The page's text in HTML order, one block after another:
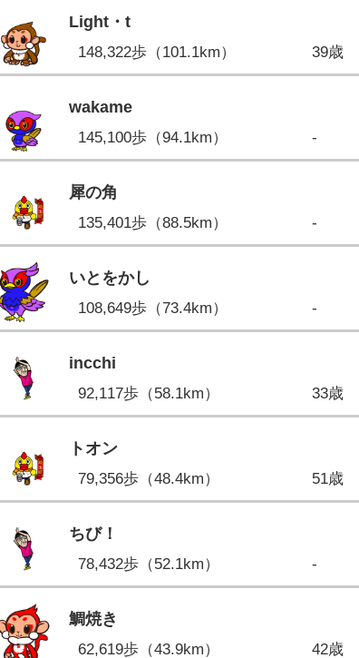
Light・t
148,322歩（101.1km） 39歳
wakame
145,100歩（94.1km） -
犀の角
135,401歩（88.5km） -
いとをかし
108,649歩（73.4km） -
incchi
92,117歩（58.1km） 33歳
トオン
79,356歩（48.4km） 51歳
ちび！
78,432歩（52.1km） -
鯛焼き
62,619歩（43.9km） 42歳